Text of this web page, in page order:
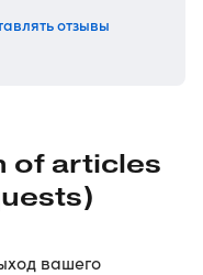
отзывы
of articles
вашего